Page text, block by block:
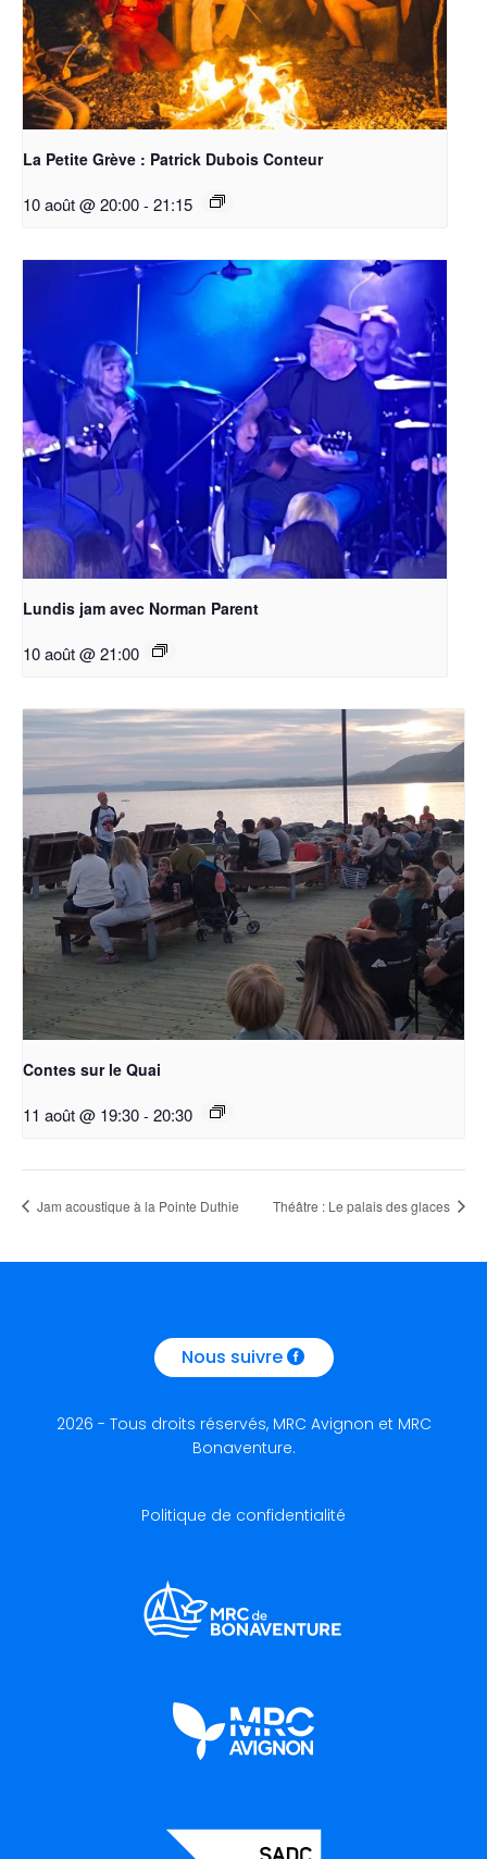
La Petite Grève : Patrick Dubois Conteur
10 août @ 20:00- 21:15
Lundis jam avec Norman Parent
10 août @ 21:00
Contes sur le Quai
11 août @ 19:30- 20:30
Jam acoustique à la Pointe Duthie Théâtre : Le palais des glaces
Nous suivre
2026 - Tous droits réservés, MRC Avignon et MRC
Bonaventure.
Politique de confidentialité